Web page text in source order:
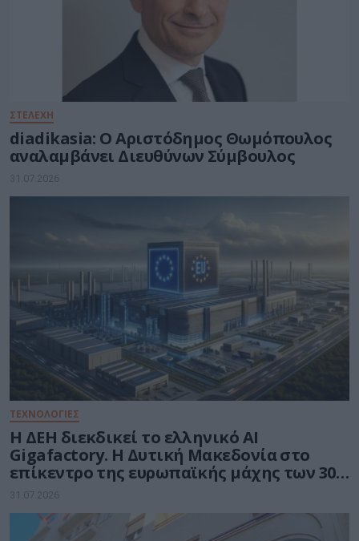
ΣΤΕΛΕΧΗ
diadikasia: Ο Αριστόδημος Θωμόπουλος
αναλαμβάνει Διευθύνων Σύμβουλος
31.07.2026
ΤΕΧΝΟΛΟΓΙΕΣ
Η ΔΕΗ διεκδικεί το ελληνικό AI
Gigafactory. Η Δυτική Μακεδονία στο
επίκεντρο της ευρωπαϊκής μάχης των 30
δισ. ευρώ για την Τεχνητή Νοημοσύνη
31.07.2026